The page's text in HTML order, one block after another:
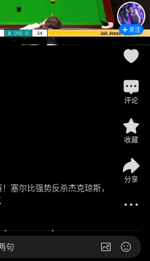
塞尔比强势反杀杰克琼斯，
关注
评论
收藏
分享
句